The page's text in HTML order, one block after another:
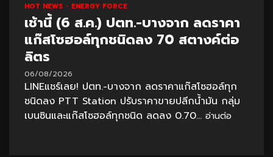
HOT NEWS ENERGY FORCE
เช้านี้ (6 ส.ค.) ปตท.-บางจาก ลดราคา
แก๊สโซฮอล์ทุกชนิดลง 70 สตางค์ต่อ
ลิตร
06/08/2026
LINEแชร์เลย! ปตท.-บางจาก ลดราคาแก๊สโซฮอล์ทุก
ชนิดลง PTT Station ปรับราคาขายปลีกน้ำมัน กลุ่ม
เบนซินและแก๊สโซฮอล์ทุกชนิด ลดลง 0.70... อ่านต่อ